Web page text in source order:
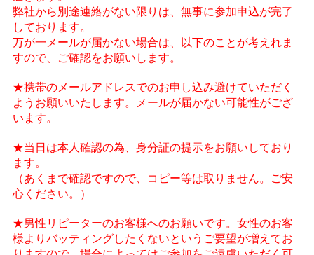
弊社から別途連絡がない限りは、無事に参加申込が完了
しております。
万が一メールが届かない場合は、以下のことが考えれま
すので、ご確認をお願いします。
★携帯のメールアドレスでのお申し込み避けていただく
ようお願いいたします。メールが届かない可能性がござ
います。
★当日は本人確認の為、身分証の提示をお願いしており
ます。
（あくまで確認ですので、コピー等は取りません。ご安
心ください。）
★男性リピーターのお客様へのお願いです。女性のお客
様よりバッティングしたくないというご要望が増えてお